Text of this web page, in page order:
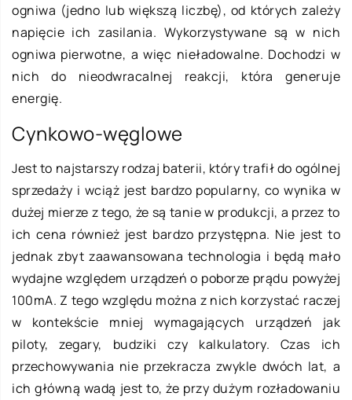
ogniwa (jedno lub większą liczbę), od których zależy
napięcie ich zasilania. Wykorzystywane są w nich
ogniwa pierwotne, a więc nieładowalne. Dochodzi w
nich do nieodwracalnej reakcji, która generuje
energię.
Cynkowo-węglowe
Jest to najstarszy rodzaj baterii, który trafił do ogólnej
sprzedaży i wciąż jest bardzo popularny, co wynika w
dużej mierze z tego, że są tanie w produkcji, a przez to
ich cena również jest bardzo przystępna. Nie jest to
jednak zbyt zaawansowana technologia i będą mało
wydajne względem urządzeń o poborze prądu powyżej
100mA. Z tego względu można z nich korzystać raczej
w kontekście mniej wymagających urządzeń jak
piloty, zegary, budziki czy kalkulatory. Czas ich
przechowywania nie przekracza zwykle dwóch lat, a
ich główną wadą jest to, że przy dużym rozładowaniu